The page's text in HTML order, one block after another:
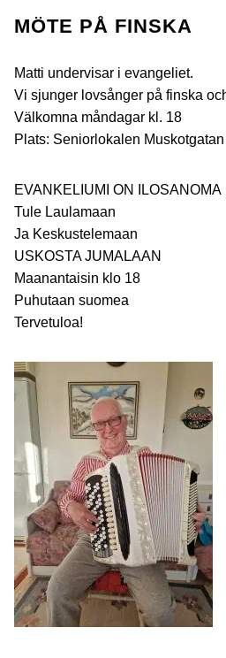
MÖTE PÅ FINSKA
Matti undervisar i evangeliet.
Vi sjunger lovsånger på finska
Välkomna måndagar kl. 18
Plats: Seniorlokalen
EVANKELIUMI ON ILOSANOMA
Tule Laulamaan
Ja Keskustelemaan
USKOSTA JUMALAAN
Maanantaisin klo 18
Puhutaan suomea
Tervetuloa!